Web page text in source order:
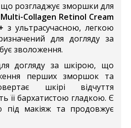
розгладжує зморшки для
Multi-Collagen Retinol Cream
з ультрасучасною, легкою
для догляду за
зволоження.
догляду за шкірою, що
перших зморшок та
шкірі відчуття
її бархатистою гладкою. Є
під макіяж та продовжує